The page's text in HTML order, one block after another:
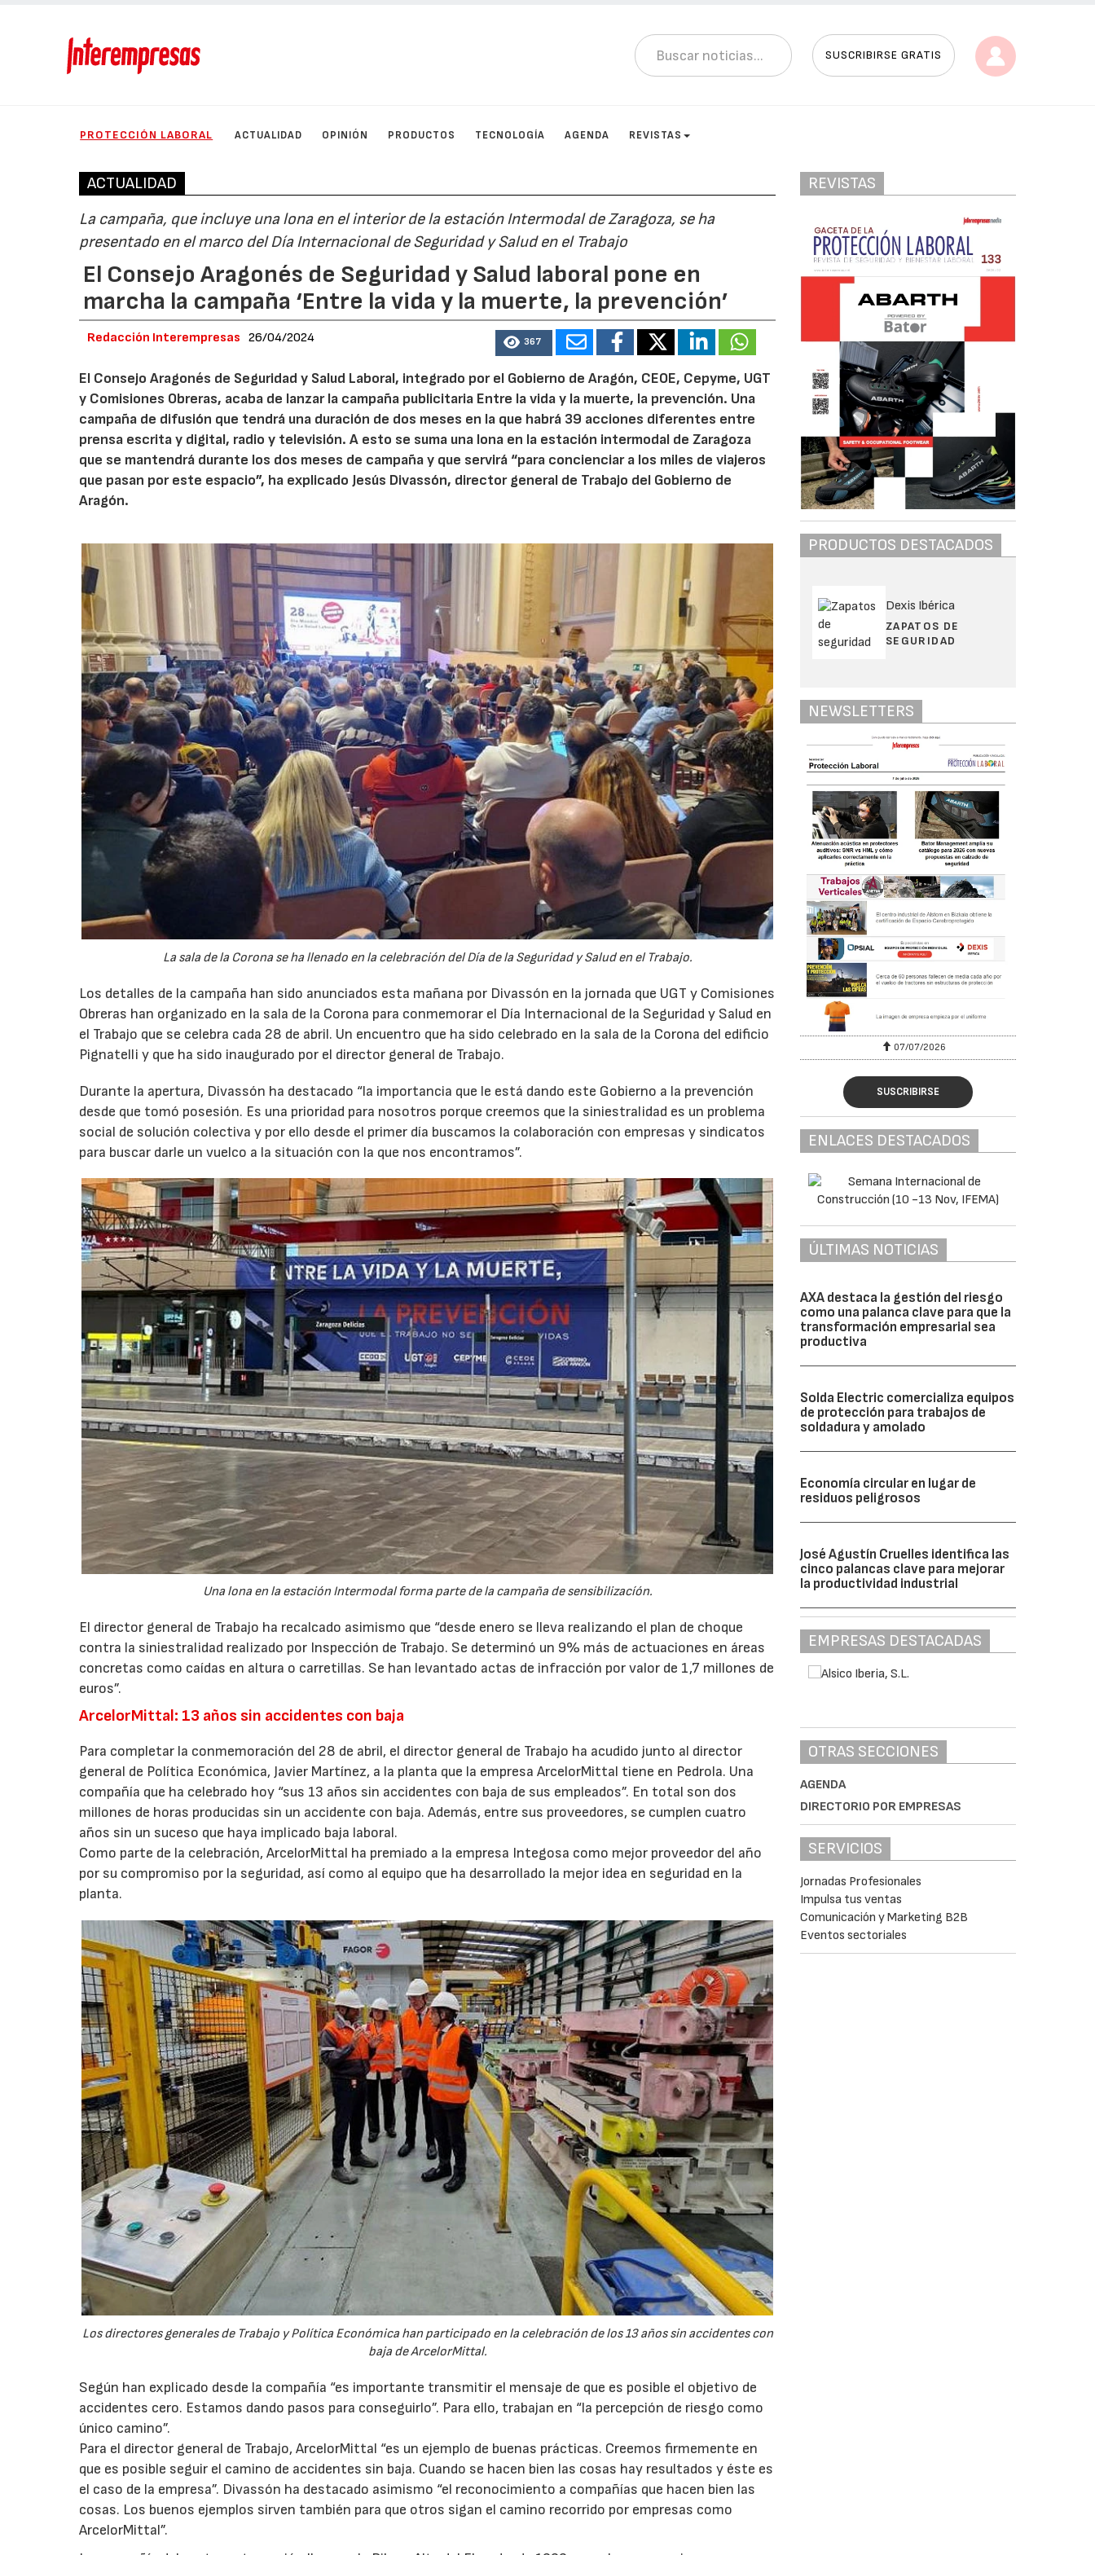
SUSCRIBIRSE GRATIS
PROTECCIÓN LABORAL ACTUALIDAD OPINIÓN PRODUCTOS TECNOLOGÍA AGENDA REVISTAS
ACTUALIDAD
La campaña, que incluye una lona en el interior de la estación Intermodal de Zaragoza, se ha
presentado en el marco del Día Internacional de Seguridad y Salud en el Trabajo
El Consejo Aragonés de Seguridad y Salud laboral pone en
marcha la campaña ‘Entre la vida y la muerte, la prevención’
Redacción Interempresas 26/04/2024 367
El Consejo Aragonés de Seguridad y Salud Laboral, integrado por el Gobierno de Aragón, CEOE, Cepyme, UGT
y Comisiones Obreras, acaba de lanzar la campaña publicitaria Entre la vida y la muerte, la prevención. Una
campaña de difusión que tendrá una duración de dos meses en la que habrá 39 acciones diferentes entre
prensa escrita y digital, radio y televisión. A esto se suma una lona en la estación intermodal de Zaragoza
que se mantendrá durante los dos meses de campaña y que servirá “para concienciar a los miles de viajeros
que pasan por este espacio”, ha explicado Jesús Divassón, director general de Trabajo del Gobierno de
Aragón.
La sala de la Corona se ha llenado en la celebración del Día de la Seguridad y Salud en el Trabajo.
Los detalles de la campaña han sido anunciados esta mañana por Divassón en la jornada que UGT y Comisiones
Obreras han organizado en la sala de la Corona para conmemorar el Día Internacional de la Seguridad y Salud en
el Trabajo que se celebra cada 28 de abril. Un encuentro que ha sido celebrado en la sala de la Corona del edificio
Pignatelli y que ha sido inaugurado por el director general de Trabajo.
Durante la apertura, Divassón ha destacado “la importancia que le está dando este Gobierno a la prevención
desde que tomó posesión. Es una prioridad para nosotros porque creemos que la siniestralidad es un problema
social de solución colectiva y por ello desde el primer día buscamos la colaboración con empresas y sindicatos
para buscar darle un vuelco a la situación con la que nos encontramos”.
Una lona en la estación Intermodal forma parte de la campaña de sensibilizacíón.
El director general de Trabajo ha recalcado asimismo que “desde enero se lleva realizando el plan de choque
contra la siniestralidad realizado por Inspección de Trabajo. Se determinó un 9% más de actuaciones en áreas
concretas como caídas en altura o carretillas. Se han levantado actas de infracción por valor de 1,7 millones de
euros”.
ArcelorMittal: 13 años sin accidentes con baja
Para completar la conmemoración del 28 de abril, el director general de Trabajo ha acudido junto al director
general de Política Económica, Javier Martínez, a la planta que la empresa ArcelorMittal tiene en Pedrola. Una
compañía que ha celebrado hoy “sus 13 años sin accidentes con baja de sus empleados”. En total son dos
millones de horas producidas sin un accidente con baja. Además, entre sus proveedores, se cumplen cuatro
años sin un suceso que haya implicado baja laboral.
Como parte de la celebración, ArcelorMittal ha premiado a la empresa Integosa como mejor proveedor del año
por su compromiso por la seguridad, así como al equipo que ha desarrollado la mejor idea en seguridad en la
planta.
Los directores generales de Trabajo y Política Económica han participado en la celebración de los 13 años sin accidentes con
baja de ArcelorMittal.
Según han explicado desde la compañía “es importante transmitir el mensaje de que es posible el objetivo de
accidentes cero. Estamos dando pasos para conseguirlo”. Para ello, trabajan en “la percepción de riesgo como
único camino”.
Para el director general de Trabajo, ArcelorMittal “es un ejemplo de buenas prácticas. Creemos firmemente en
que es posible seguir el camino de accidentes sin baja. Cuando se hacen bien las cosas hay resultados y éste es
el caso de la empresa”. Divassón ha destacado asimismo “el reconocimiento a compañías que hacen bien las
cosas. Los buenos ejemplos sirven también para que otros sigan el camino recorrido por empresas como
ArcelorMittal”.
REVISTAS
PRODUCTOS DESTACADOS
Dexis Ibérica
ZAPATOS DE
SEGURIDAD
NEWSLETTERS
07/07/2026 07/07/2026
SUSCRIBIRSE
ENLACES DESTACADOS
ÚLTIMAS NOTICIAS
AXA destaca la gestión del riesgo
como una palanca clave para que la
transformación empresarial sea
productiva
Solda Electric comercializa equipos
de protección para trabajos de
soldadura y amolado
Economía circular en lugar de
residuos peligrosos
José Agustín Cruelles identifica las
cinco palancas clave para mejorar
la productividad industrial
EMPRESAS DESTACADAS
OTRAS SECCIONES
AGENDA
DIRECTORIO POR EMPRESAS
SERVICIOS
Jornadas Profesionales
Impulsa tus ventas
Comunicación y Marketing B2B
Eventos sectoriales